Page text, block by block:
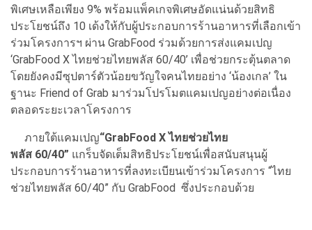
พิเศษเหลือเพียง 9% พร้อมแพ็คเกจพิเศษอัดแน่นด้วยสิทธิ
ประโยชน์ถึง 10 เด้งให้กับผู้ประกอบการร้านอาหารที่เลือกเข้า
ร่วมโครงการฯ ผ่าน GrabFood ร่วมด้วยการส่งแคมเปญ
‘GrabFood X ไทยช่วยไทยพลัส 60/40’ เพื่อช่วยกระตุ้นตลาด
โดยยังคงมีซุปตาร์ตัวน้อยขวัญใจคนไทยอย่าง ‘น้องเกล’ ใน
ฐานะ Friend of Grab มาร่วมโปรโมตแคมเปญอย่างต่อเนื่อง
ตลอดระยะเวลาโครงการ
ภายใต้แคมเปญ“GrabFood X ไทยช่วยไทย
พลัส 60/40” แกร็บจัดเต็มสิทธิประโยชน์เพื่อสนับสนุนผู้
ประกอบการร้านอาหารที่ลงทะเบียนเข้าร่วมโครงการ “ไทย
ช่วยไทยพลัส 60/40” กับ GrabFood ซึ่งประกอบด้วย